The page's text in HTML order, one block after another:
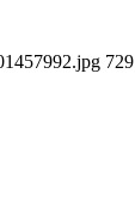
729